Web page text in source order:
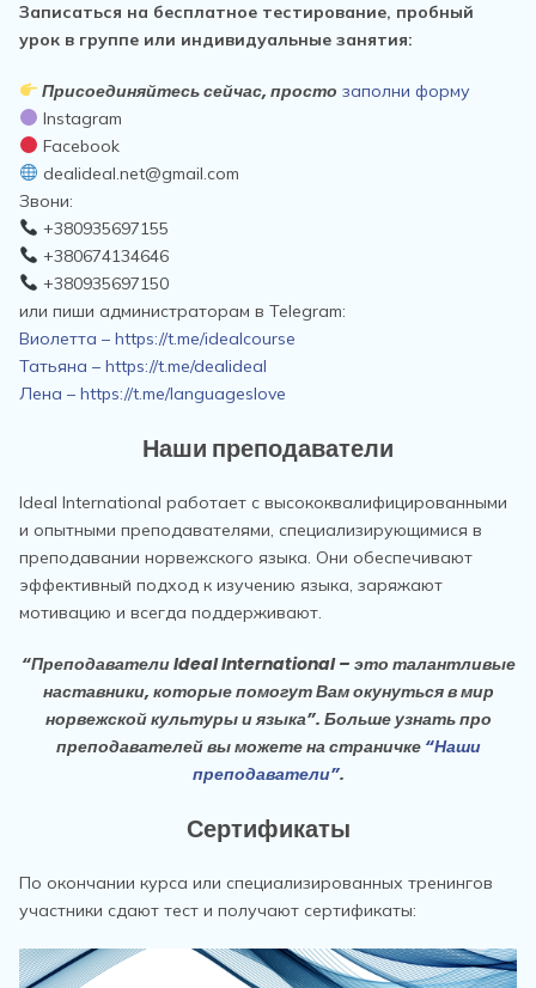
Записаться на бесплатное тестирование, пробный
урок в группе или индивидуальные занятия:
Присоединяйтесь сейчас, просто заполни форму
Instagram
Facebook
dealideal.net@gmail.com
Звони:
+380935697155
+380674134646
+380935697150
или пиши администраторам в Telegram:
Виолетта – https://t.me/idealcourse
Татьяна – https://t.me/dealideal
Лена – https://t.me/languageslove
Наши преподаватели
Ideal International работает с высококвалифицированными
и опытными преподавателями, специализирующимися в
преподавании норвежского языка. Они обеспечивают
эффективный подход к изучению языка, заряжают
мотивацию и всегда поддерживают.
“Преподаватели Ideal International – это талантливые
наставники, которые помогут Вам окунуться в мир
норвежской культуры и языка”. Больше узнать про
преподавателей вы можете на страничке “Наши
преподаватели”.
Сертификаты
По окончании курса или специализированных тренингов
участники сдают тест и получают сертификаты: